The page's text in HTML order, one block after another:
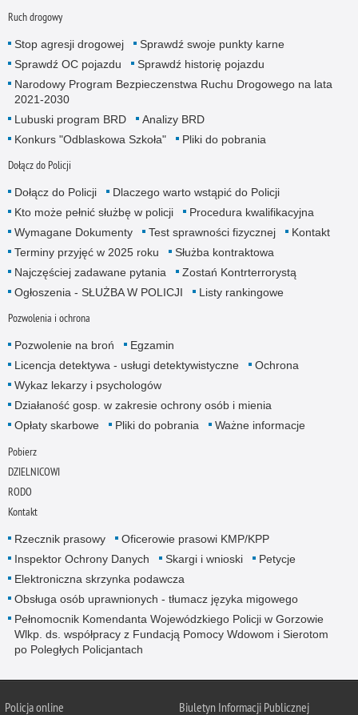
Ruch drogowy
Stop agresji drogowej
Sprawdź swoje punkty karne
Sprawdź OC pojazdu
Sprawdź historię pojazdu
Narodowy Program Bezpieczenstwa Ruchu Drogowego na lata
2021-2030
Lubuski program BRD
Analizy BRD
Konkurs "Odblaskowa Szkoła"
Pliki do pobrania
Dołącz do Policji
Dołącz do Policji
Dlaczego warto wstąpić do Policji
Kto może pełnić służbę w policji
Procedura kwalifikacyjna
Wymagane Dokumenty
Test sprawności fizycznej
Kontakt
Terminy przyjęć w 2025 roku
Służba kontraktowa
Najczęściej zadawane pytania
Zostań Kontrterrorystą
Ogłoszenia - SŁUŻBA W POLICJI
Listy rankingowe
Pozwolenia i ochrona
Pozwolenie na broń
Egzamin
Licencja detektywa - usługi detektywistyczne
Ochrona
Wykaz lekarzy i psychologów
Działaność gosp. w zakresie ochrony osób i mienia
Opłaty skarbowe
Pliki do pobrania Ważne informacje
Pobierz
DZIELNICOWI
RODO
Kontakt
Rzecznik prasowy
Oficerowie prasowi KMP/KPP
Inspektor Ochrony Danych
Skargi i wnioski
Petycje
Elektroniczna skrzynka podawcza
Obsługa osób uprawnionych - tłumacz języka migowego
Pełnomocnik Komendanta Wojewódzkiego Policji w Gorzowie
Wlkp. ds. współpracy z Fundacją Pomocy Wdowom i Sierotom
po Poległych Policjantach
Policja online Biuletyn Informacji Publicznej